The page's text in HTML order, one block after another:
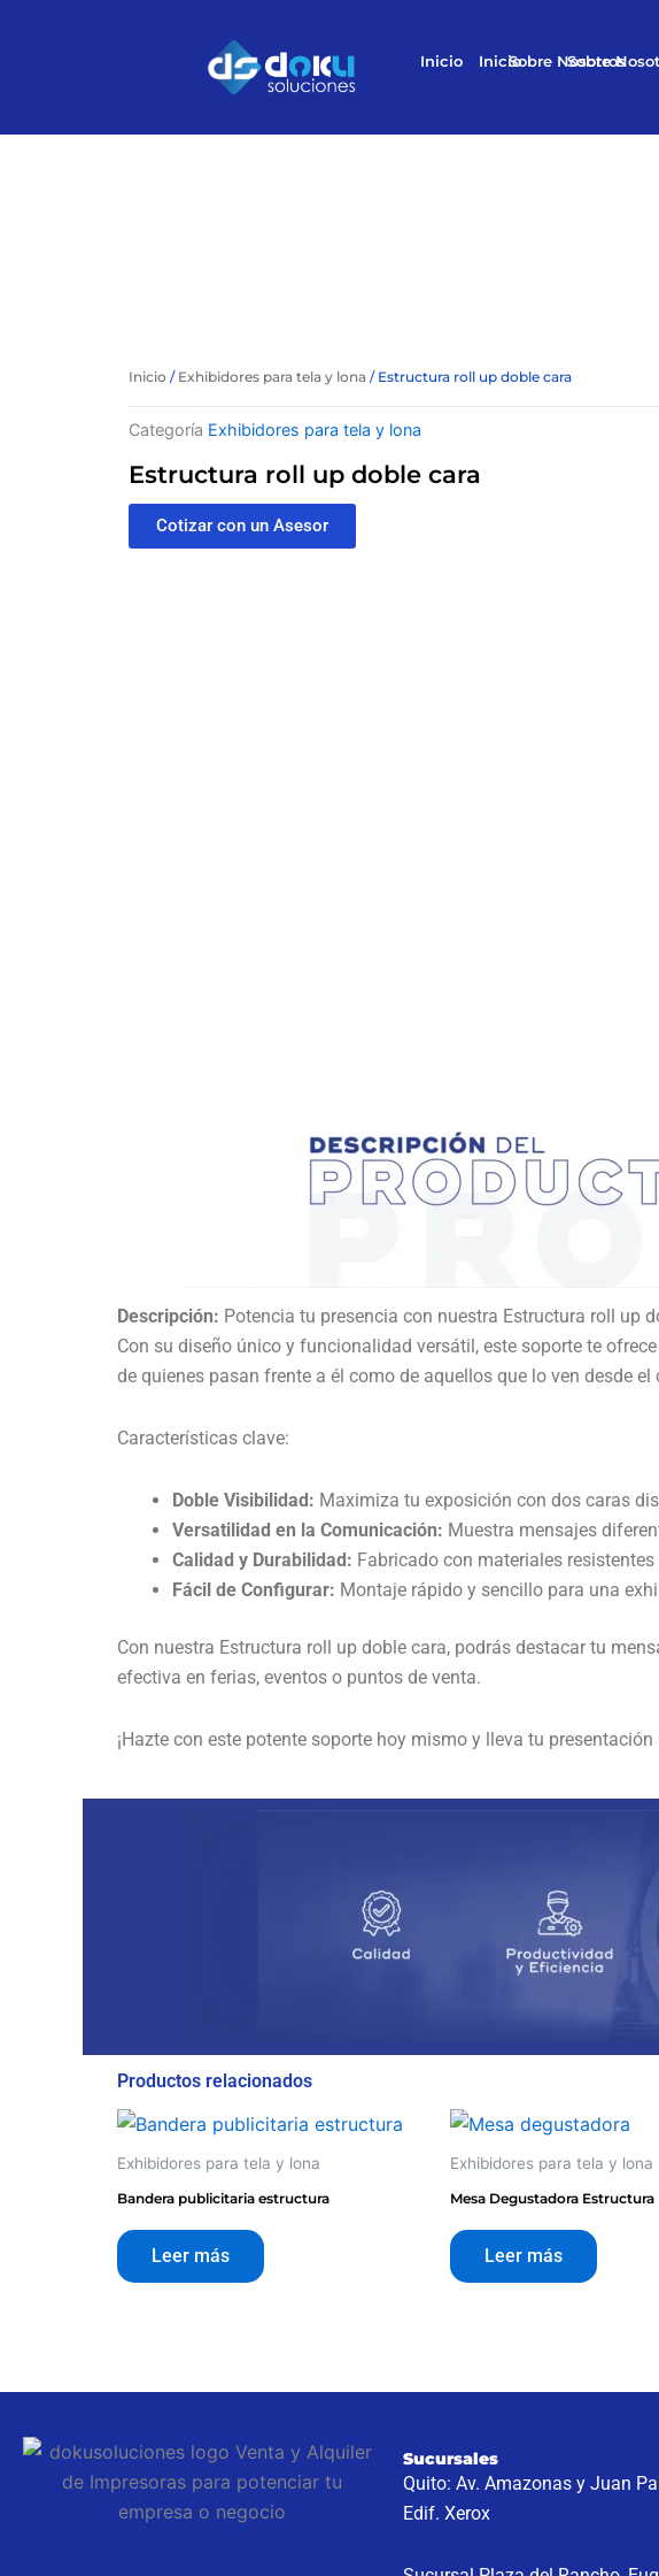
Inicio Sobre Nosotros
Inicio Sobre
Inicio / Exhibidores para tela y lona / Estructura roll up doble cara
Categoría Exhibidores para tela y lona
Estructura roll up doble cara
Cotizar con un Asesor
Descripción: Potencia tu presencia con nuestra Estructura roll up
Con su diseño único y funcionalidad versátil, este soporte te
de quienes pasan frente a él como de aquellos que lo ven desde el
Características clave:
Doble Visibilidad: Maximiza tu exposición con dos caras
Versatilidad en la Comunicación: Muestra mensajes
Calidad y Durabilidad: Fabricado con materiales
Fácil de Configurar: Montaje rápido y sencillo para una
Con nuestra Estructura roll up doble cara, podrás destacar tu
efectiva en ferias, eventos o puntos de venta.
¡Hazte con este potente soporte hoy mismo y lleva tu
Productos relacionados
Exhibidores para tela y lona
Bandera publicitaria estructura
Leer más
Exhibidores para tela y lona
Mesa Degustadora Estructura
Leer más
Sucursales
Quito: Av. Amazonas y Juan
Edif. Xerox